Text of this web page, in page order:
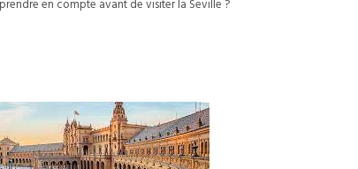
en compte avant de visiter la Seville ?